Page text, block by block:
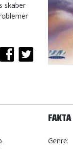
skaber
FAKTA
Genre